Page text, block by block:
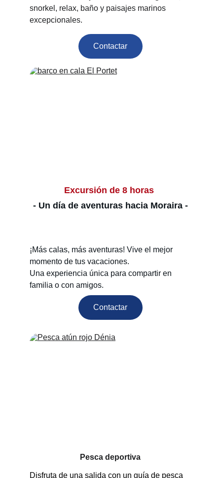
snorkel, relax, baño y paisajes marinos
excepcionales.
¡Más calas, más aventuras! Vive el mejor
momento de tus vacaciones.
Una experiencia única para compartir en
familia o con amigos.
Excursión de 8 horas
- Un día de aventuras hacia Moraira -
Contactar
Contactar
Pesca deportiva
Disfruta de una salida con un guía de pesca